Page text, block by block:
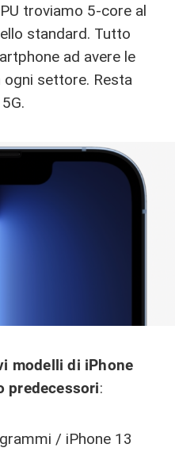
troviamo 5-core al
standard. Tutto
ad avere le
settore. Resta
modelli di iPhone
predecessori:
/ iPhone 13